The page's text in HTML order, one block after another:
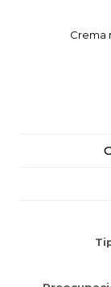
Crema